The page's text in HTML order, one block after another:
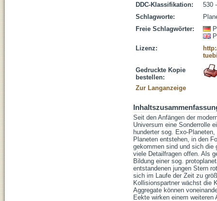
DDC-Klassifikation:
530
Schlagworte:
Freie Schlagwörter:
Lizenz:
Gedruckte Kopie
bestellen:
Zur Langanzeige
Seit den Anfängen der
Universum eine Sonderrolle
hunderter sog. Exo-
Planeten entstehen, in den
gekommen sind und sich die
viele Detailfragen offen. Als
Bildung einer sog.
entstandenen jungen Stern
sich im Laufe der Zeit zu
Kollisionspartner wächst die
Aggregate können
Eekte wirken einem